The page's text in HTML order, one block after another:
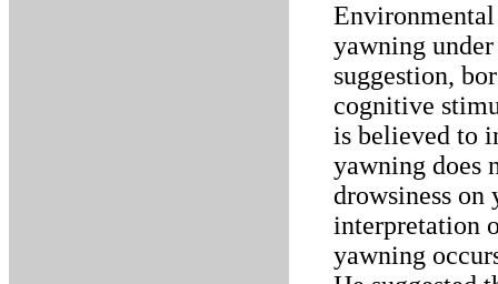
yawning
suggestion,
cognitive
is believed to
yawning does
drowsiness on
interpretation
yawning